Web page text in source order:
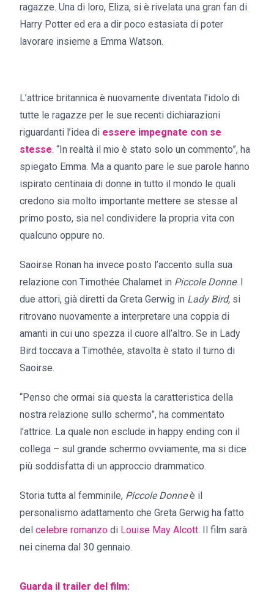
ragazze. Una di loro, Eliza, si è rivelata una gran fan di
Harry Potter ed era a dir poco estasiata di poter
lavorare insieme a Emma Watson.
L’attrice britannica è nuovamente diventata l’idolo di
tutte le ragazze per le sue recenti dichiarazioni
riguardanti l’idea di essere impegnate con se
stesse. “In realtà il mio è stato solo un commento”, ha
spiegato Emma. Ma a quanto pare le sue parole hanno
ispirato centinaia di donne in tutto il mondo le quali
credono sia molto importante mettere se stesse al
primo posto, sia nel condividere la propria vita con
qualcuno oppure no.
Saoirse Ronan ha invece posto l’accento sulla sua
relazione con Timothée Chalamet in Piccole Donne. I
due attori, già diretti da Greta Gerwig in Lady Bird, si
ritrovano nuovamente a interpretare una coppia di
amanti in cui uno spezza il cuore all’altro. Se in Lady
Bird toccava a Timothée, stavolta è stato il turno di
Saoirse.
“Penso che ormai sia questa la caratteristica della
nostra relazione sullo schermo”, ha commentato
l’attrice. La quale non esclude in happy ending con il
collega – sul grande schermo ovviamente, ma si dice
più soddisfatta di un approccio drammatico.
Storia tutta al femminile, Piccole Donneè il
personalismo adattamento che Greta Gerwig ha fatto
del celebre romanzo di Louise May Alcott. Il film sarà
nei cinema dal 30 gennaio.
Guarda il trailer del film: